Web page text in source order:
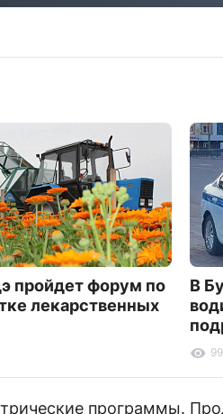
пройдет форум по
лекарственных
В
программы.